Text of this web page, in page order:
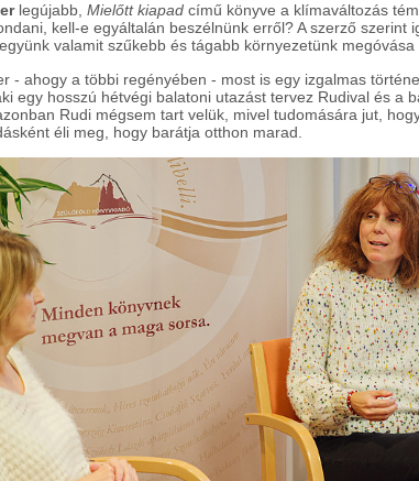
legújabb, Mielőtt kiapad című könyve a klímaváltozás
kell-e egyáltalán beszélnünk erről? A szerző szerint
valamit szűkebb és tágabb környezetünk megóvása
- ahogy a többi regényében - most is egy izgalmas
egy hosszú hétvégi balatoni utazást tervez Rudival és a
Rudi mégsem tart velük, mivel tudomására jut,
éli meg, hogy barátja otthon marad.